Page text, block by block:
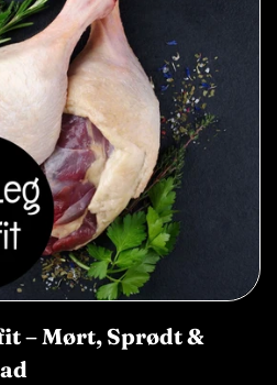
– Mørt, Sprødt &